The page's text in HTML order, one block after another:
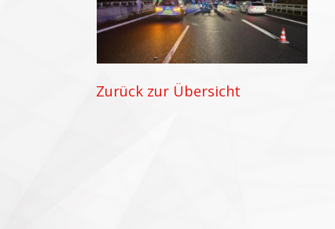
Zurück zur Übersicht